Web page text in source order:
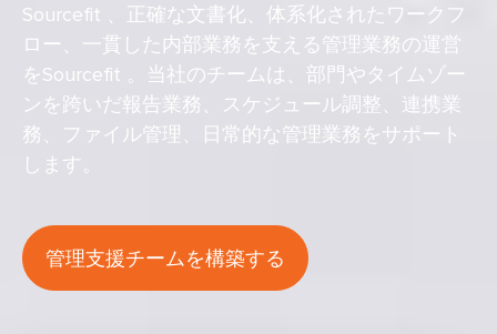
Sourcefit 、正確な文書化、体系化されたワークフ
ロー、一貫した内部業務を支える管理業務の運営
をSourcefit 。当社のチームは、部門やタイムゾー
ンを跨いだ報告業務、スケジュール調整、連携業
務、ファイル管理、日常的な管理業務をサポート
します。
管理支援チームを構築する